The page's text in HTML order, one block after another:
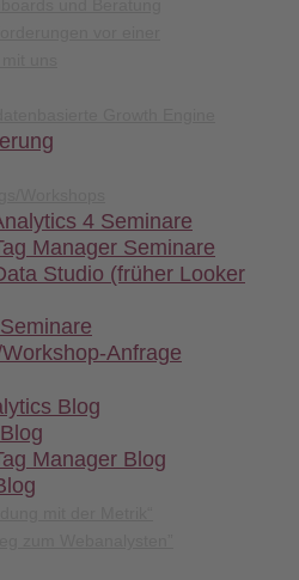
4 Seminare
Manager Seminare
Studio (früher Looker
Anfrage
Blog
Manager Blog